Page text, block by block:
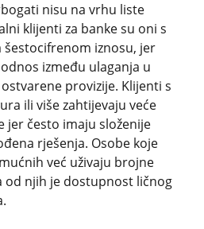
nisu na vrhu liste
klijenti za banke su oni s
iznosu, jer
između ulaganja u
provizije. Klijenti s
ili više zahtijevaju veće
jer često imaju složenije
rješenja. Osobe koje
već uživaju brojne
od njih je dostupnost ličnog